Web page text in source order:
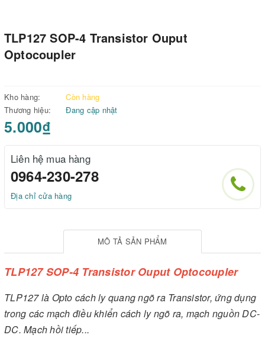
TLP127 SOP-4 Transistor Ouput
Optocoupler
Kho hàng:
Còn hàng
Thương hiệu:
Đang cập nhật
5.000₫
Liên hệ mua hàng
0964-230-278
Địa chỉ cửa hàng
MÔ TẢ SẢN PHẨM
TLP127 SOP-4 Transistor Ouput Optocoupler
TLP127 là Opto cách ly quang ngõ ra Transistor, ứng dụng
trong các mạch điều khiển cách ly ngõ ra, mạch nguồn DC-
DC. Mạch hồi tiếp...